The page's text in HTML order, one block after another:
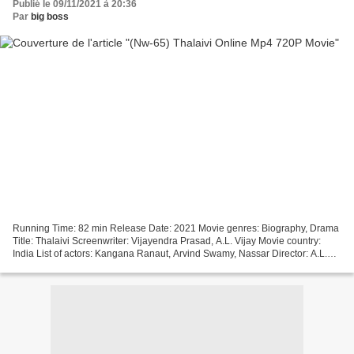
Publié le 09/11/2021 à 20:36
Par big boss
Running Time: 82 min Release Date: 2021 Movie genres: Biography, Drama
Title: Thalaivi Screenwriter: Vijayendra Prasad, A.L. Vijay Movie country:
India List of actors: Kangana Ranaut, Arvind Swamy, Nassar Director: A.L.